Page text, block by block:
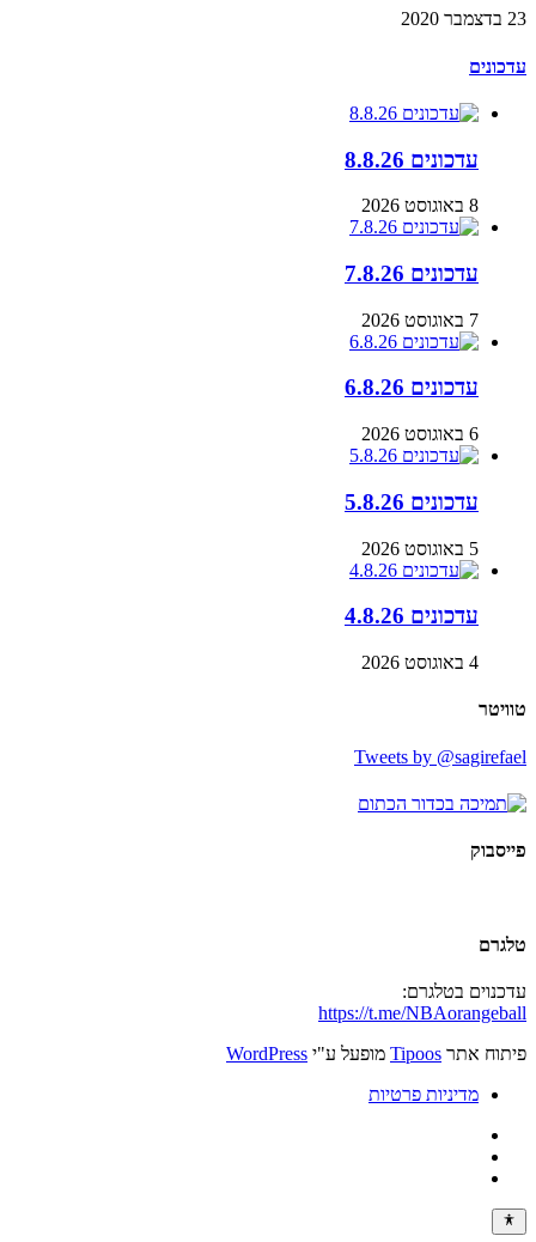
23 בדצמבר 2020
עדכונים
עדכונים 8.8.26
8 באוגוסט 2026
עדכונים 7.8.26
7 באוגוסט 2026
עדכונים 6.8.26
6 באוגוסט 2026
עדכונים 5.8.26
5 באוגוסט 2026
עדכונים 4.8.26
4 באוגוסט 2026
טוויטר
Tweets by @sagirefael
פייסבוק
טלגרם
עדכנוים בטלגרם:
https://t.me/NBAorangeball
פיתוח אתר Tipoos מופעל ע"י WordPress
מדיניות פרטיות